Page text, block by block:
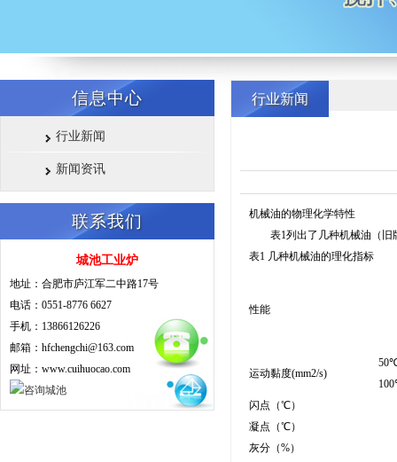
信息中心
行业新闻
新闻资讯
联系我们
城池工业炉
地址：合肥市庐江军二中路17号
电话：0551-8776 6627
手机：13866126226
邮箱：hfchengchi@163.com
网址：www.cuihuocao.com
行业新闻
机械油的物理化学特性
表1列出了几种机械油（旧牌
表1 几种机械油的理化指标
性能
运动黏度(mm2/s)
闪点（℃）
凝点（℃）
灰分（%）